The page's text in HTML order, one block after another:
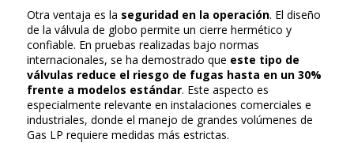
Otra ventaja es la seguridad en la operación. El diseño
de la válvula de globo permite un cierre hermético y
confiable. En pruebas realizadas bajo normas
internacionales, se ha demostrado que este tipo de
válvulas reduce el riesgo de fugas hasta en un 30%
frente a modelos estándar. Este aspecto es
especialmente relevante en instalaciones comerciales e
industriales, donde el manejo de grandes volúmenes de
Gas LP requiere medidas más estrictas.